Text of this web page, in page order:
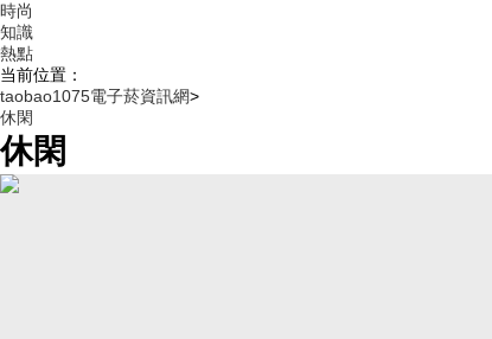
時尚
知識
熱點
当前位置：
taobao1075電子菸資訊網>
休閑
休閑